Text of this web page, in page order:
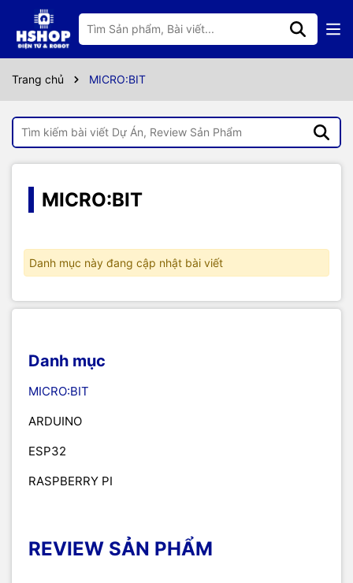
Trang chủ MICRO:BIT
MICRO:BIT
Danh mục này đang cập nhật bài viết
Danh mục
MICRO:BIT
ARDUINO
ESP32
RASPBERRY PI
REVIEW SẢN PHẨM